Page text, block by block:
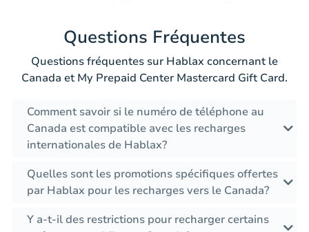
Questions Fréquentes
Questions fréquentes sur Hablax concernant le
Canada et My Prepaid Center Mastercard Gift Card.
Comment savoir si le numéro de téléphone au
Canada est compatible avec les recharges
internationales de Hablax?
Quelles sont les promotions spécifiques offertes
par Hablax pour les recharges vers le Canada?
Y a-t-il des restrictions pour recharger certains